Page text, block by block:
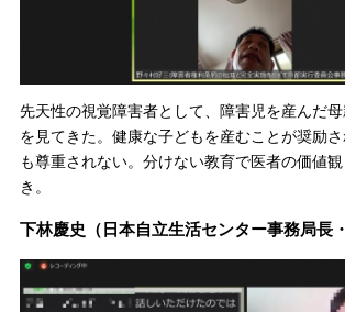
先天性の視覚障害者として、障害児を産んだ
を見てきた。健康な子どもを産むことが奨励
も尊重されない。分けない教育で医者の価値
き。
下林慶史（日本自立生活センター事務局長